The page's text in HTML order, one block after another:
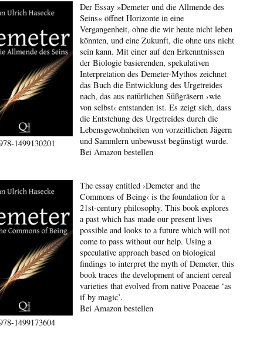
1499130201
Der Essay »Demeter und die Allmende des
Seins« öffnet Horizonte in eine
Vergangenheit, ohne die wir heute nicht leben
könnten, und eine Zukunft, die ohne uns nicht
sein kann. Mit einer auf den Erkenntnissen
der Biologie basierenden, spekulativen
Interpretation des Demeter-Mythos zeichnet
das Buch die Entwicklung des Urgetreides
nach, das aus natürlichen Süßgräsern ›wie
von selbst‹ entstanden ist. Es zeigt sich, dass
die Entstehung des Urgetreides durch die
Lebensgewohnheiten von vorzeitlichen Jägern
und Sammlern unbewusst begünstigt wurde.
Bei Amazon bestellen
1499173604
The essay entitled ›Demeter and the
Commons of Being‹ is the foundation for a
21st-century philosophy. This book explores
a past which has made our present lives
possible and looks to a future which will not
come to pass without our help. Using a
speculative approach based on biological
findings to interpret the myth of Demeter, this
book traces the development of ancient cereal
varieties that evolved from native Poaceae ‘as
if by magic’.
Bei Amazon bestellen